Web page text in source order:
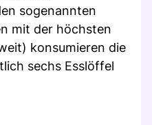
sogenannten
mit der höchsten
konsumieren die
sechs Esslöffel